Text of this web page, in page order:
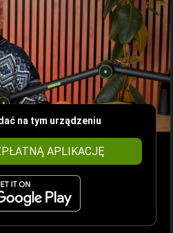
na tym urządzeniu
APLIKACJĘ